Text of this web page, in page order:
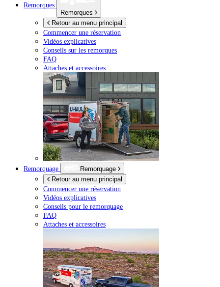
Remorques
Remorques
Retour au menu principal
Commencer une réservation
Vidéos explicatives
Conseils sur les remorques
FAQ
Attaches et accessoires
Remorquage
Remorquage
Retour au menu principal
Commencer une réservation
Vidéos explicatives
Conseils pour le remorquage
FAQ
Attaches et accessoires